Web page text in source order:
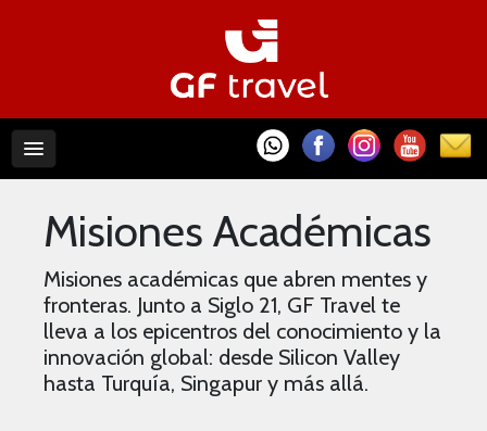
Misiones Académicas
Misiones académicas que abren mentes y
fronteras. Junto a Siglo 21, GF Travel te
lleva a los epicentros del conocimiento y la
innovación global: desde Silicon Valley
hasta Turquía, Singapur y más allá.